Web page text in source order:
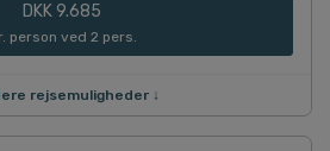
DKK 9.685
person ved 2 pers.
rejsemuligheder ↓